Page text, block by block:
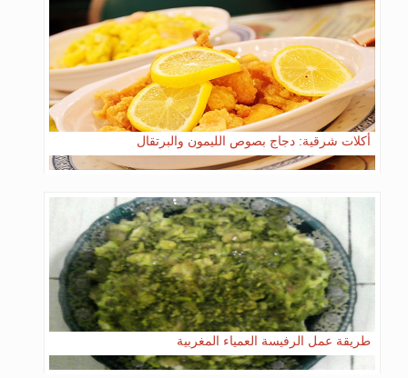
أكلات شرقية: دجاج بصوص الليمون والبرتقال
طريقة عمل الرفيسة العمياء المغربية